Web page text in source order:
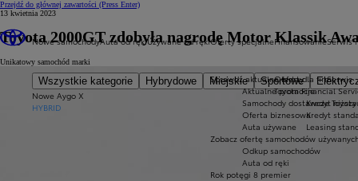
Przejdź do głównej zawartości (Press Enter)
Nowe samochody
Wszystkie kategorie Hybrydowe Miejskie Sportowe
Nowe Aygo X
HYBRID
Auta od rękiUżywane od rękiOferty specjalne
Sprawdź aktualne oferty
Aktualne promocje
Samochody dostawcze
Oferta biznesowa
Auta używane
Zobacz ofertę samochodów
Odkup samochodów
Auta od ręki
Rok potęgi 8 premier
Finansowanie
Oferta dla firm
Toyota Financial
Kredyt
Kredyt
Leasing
Serwis
Serwis
13 kwietnia 2023
Toyota 2000GT zdobyła nagrodę Motor Klassik
Unikatowy samochód marki